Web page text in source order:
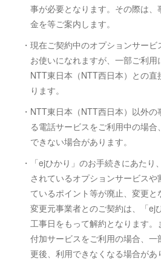
事が必要となります。その際は
金を等ご案内します。
・現在ご契約中のオプションサー
お使いになれますが、一部ご利用
NTT東日本（NTT西日本）との直
ります。
・NTT東日本（NTT西日本）以外
る電話サービスをご利用中の場
できない場合があります。
・「ejひかり」のお手続きにあた
されているオプションサービス
ているポイント等が廃止、変更と
変更元事業者とのご契約は、「ej
工事日をもって解約となります
付加サービスをご利用の場合、
更後、利用できなくなる場合があ